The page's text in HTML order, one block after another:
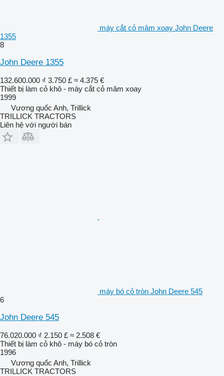
máy cắt cỏ mâm xoay John Deere
1355
8
John Deere 1355
132.600.000 ₫ 3.750 £ ≈ 4.375 €
Thiết bị làm cỏ khô - máy cắt cỏ mâm xoay
1999
Vương quốc Anh, Trillick
TRILLICK TRACTORS
Liên hệ với người bán
máy bó cỏ tròn John Deere 545
6
John Deere 545
76.020.000 ₫ 2.150 £ ≈ 2.508 €
Thiết bị làm cỏ khô - máy bó cỏ tròn
1996
Vương quốc Anh, Trillick
TRILLICK TRACTORS